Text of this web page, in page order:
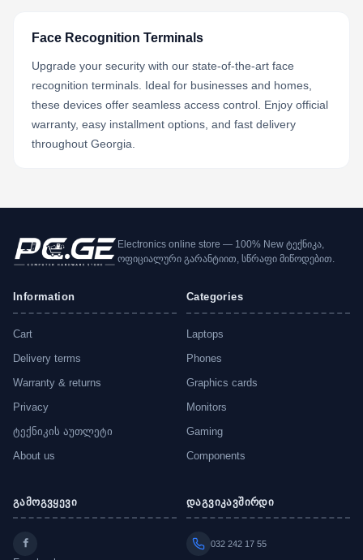
Face Recognition Terminals
Upgrade your security with our state-of-the-art face
recognition terminals. Ideal for businesses and homes,
these devices offer seamless access control. Enjoy official
warranty, easy installment options, and fast delivery
throughout Georgia.
Electronics online store — 100% New ტექნიკა,
ოფიციალური გარანტიით, სწრაფი მიწოდებით.
Information
Cart
Delivery terms
Warranty & returns
Privacy
ტექნიკის აუთლეტი
About us
Categories
Laptops
Phones
Graphics cards
Monitors
Gaming
Components
გამოგვყევი დაგვიკავშირდი
032 242 17 55